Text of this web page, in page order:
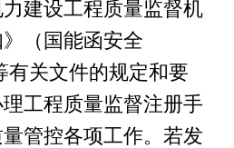
建设工程质量监督机
（国能函安全
有关文件的规定和要
工程质量监督注册手
管控各项工作。若发